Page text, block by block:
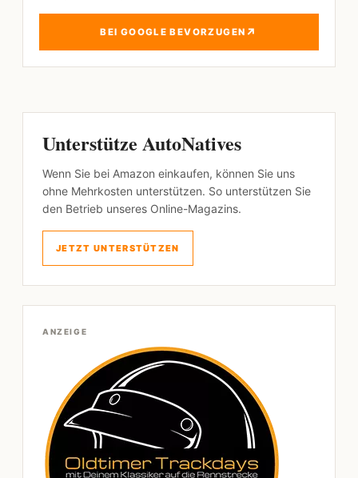
BEI GOOGLE BEVORZUGEN ↗
Unterstütze AutoNatives
Wenn Sie bei Amazon einkaufen, können Sie uns
ohne Mehrkosten unterstützen. So unterstützen Sie
den Betrieb unseres Online-Magazins.
JETZT UNTERSTÜTZEN
ANZEIGE